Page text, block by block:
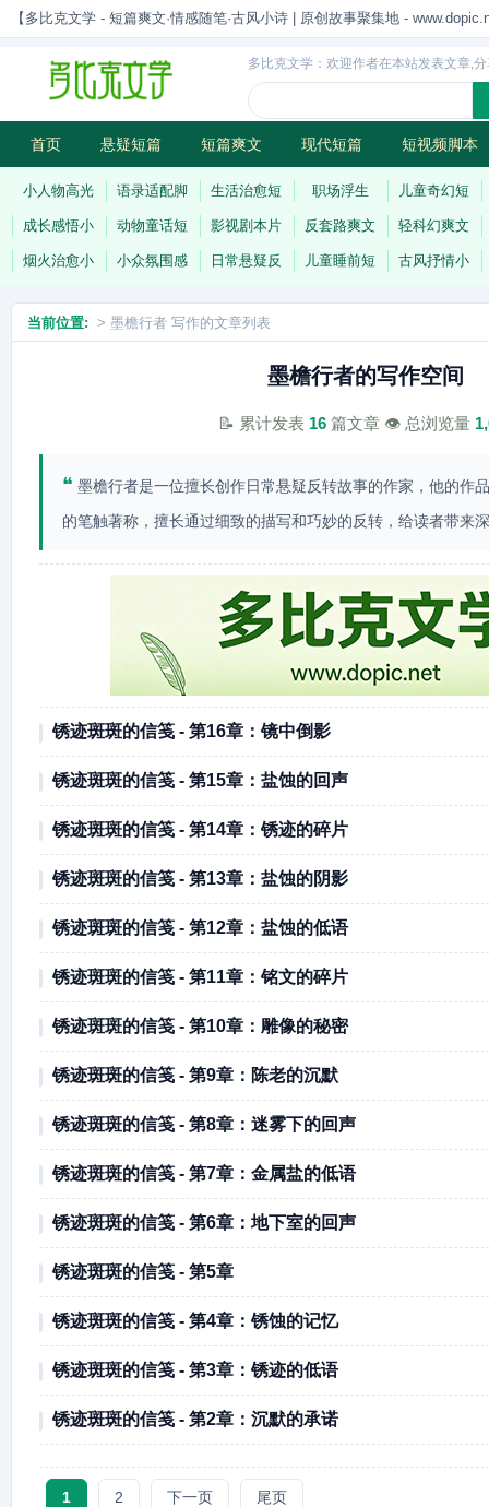
【多比克文学 - 短篇爽文·情感随笔·古风小诗 | 原创故事聚集地 -
多比克文学：欢迎作者在本站发表文章,
首页 悬疑短篇 短篇爽文 现代短篇 短视频脚本
古风小诗 科幻短篇 现代小诗 连载
小人物高光 语录适配脚 生活治愈短 职场浮生 儿童奇幻短
成长感悟小 动物童话短 影视剧本片 反套路爽文 轻科幻爽文
烟火治愈小 小众氛围感 日常悬疑反 儿童睡前短 古风抒情小
当前位置: > 墨檐行者 写作的文章列表
墨檐行者的写作空间
📝 累计发表 16篇文章 👁️ 总浏览量
❝ 墨檐行者是一位擅长创作日常悬疑反转故事的作家，他的作
的笔触著称，擅长通过细致的描写和巧妙的反转，给读者带来
锈迹斑斑的信笺 - 第16章：镜中倒影
锈迹斑斑的信笺 - 第15章：盐蚀的回声
锈迹斑斑的信笺 - 第14章：锈迹的碎片
锈迹斑斑的信笺 - 第13章：盐蚀的阴影
锈迹斑斑的信笺 - 第12章：盐蚀的低语
锈迹斑斑的信笺 - 第11章：铭文的碎片
锈迹斑斑的信笺 - 第10章：雕像的秘密
锈迹斑斑的信笺 - 第9章：陈老的沉默
锈迹斑斑的信笺 - 第8章：迷雾下的回声
锈迹斑斑的信笺 - 第7章：金属盐的低语
锈迹斑斑的信笺 - 第6章：地下室的回声
锈迹斑斑的信笺 - 第5章
锈迹斑斑的信笺 - 第4章：锈蚀的记忆
锈迹斑斑的信笺 - 第3章：锈迹的低语
锈迹斑斑的信笺 - 第2章：沉默的承诺
1 2 下一页 尾页